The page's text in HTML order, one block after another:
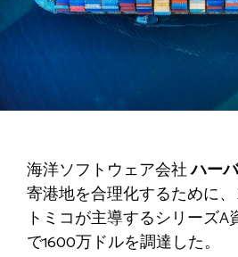
海洋ソフトウェア会社ハー
寄港地を合理化するために
トミコが主導するシリーズA
で1600万ドルを調達した。